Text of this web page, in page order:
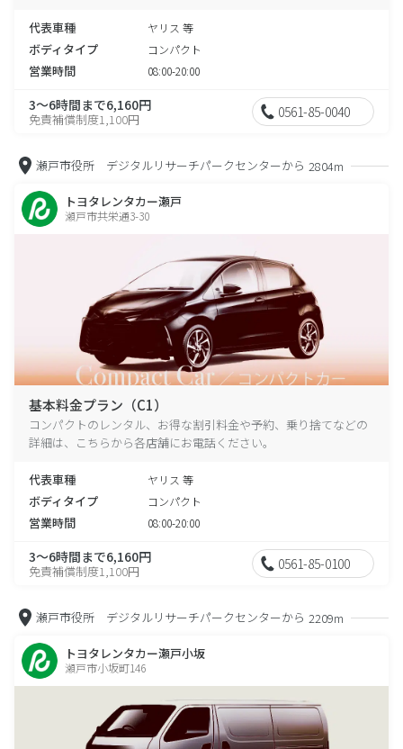
代表車種 ヤリス 等
ボディタイプ コンパクト
営業時間 08:00-20:00
3～6時間まで6,160円
免責補償制度1,100円 0561-85-0040
瀬戸市役所 デジタルリサーチパークセンターから 2804m
トヨタレンタカー瀬戸
瀬戸市共栄通3-30
基本料金プラン（C1）
コンパクトのレンタル、お得な割引料金や予約、乗り捨てなどの
詳細は、こちらから各店舗にお電話ください。
代表車種 ヤリス 等
ボディタイプ コンパクト
営業時間 08:00-20:00
3～6時間まで6,160円
免責補償制度1,100円 0561-85-0100
瀬戸市役所 デジタルリサーチパークセンターから 2209m
トヨタレンタカー瀬戸小坂
瀬戸市小坂町146